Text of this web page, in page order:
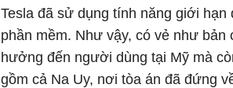
Tesla đã sử dụng tính năng giới
phần mềm. Như vậy, có vẻ như bản
hưởng đến người dùng tại Mỹ mà
gồm cả Na Uy, nơi tòa án đã đứng